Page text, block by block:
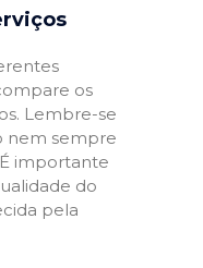
os
Lembre-se
nem sempre
importante
do
pela